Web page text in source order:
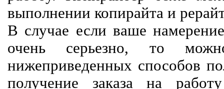
выполнении копирайта и
В случае если ваше
очень серьезно, то
нижеприведенных способов
получение заказа на